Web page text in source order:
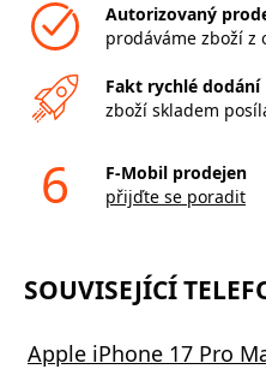
Autorizovaný
prodáváme zboží z
Fakt rychlé dodání
zboží skladem
6
F-Mobil prodejen
přijďte se poradit
SOUVISEJÍCÍ
Apple iPhone 17 Pro